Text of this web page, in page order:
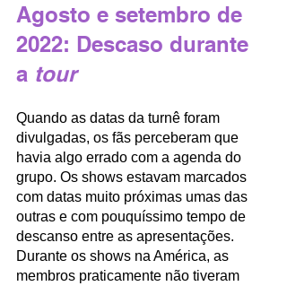
Agosto e setembro de
2022: Descaso durante
a tour
Quando as datas da turnê foram
divulgadas, os fãs perceberam que
havia algo errado com a agenda do
grupo. Os shows estavam marcados
com datas muito próximas umas das
outras e com pouquíssimo tempo de
descanso entre as apresentações.
Durante os shows na América, as
membros praticamente não tiveram